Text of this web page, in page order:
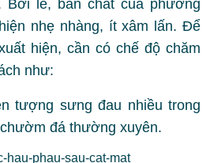
Bởi lẽ, bản chất của phương
nhẹ nhàng, ít xâm lấn. Để
hiện, cần có chế độ chăm
như:
tượng sưng đau nhiều trong
đá thường xuyên.